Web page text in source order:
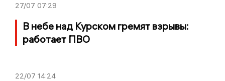
27/07 07:29
В небе над Курском гремят взрывы:
работает ПВО
22/07 14:24